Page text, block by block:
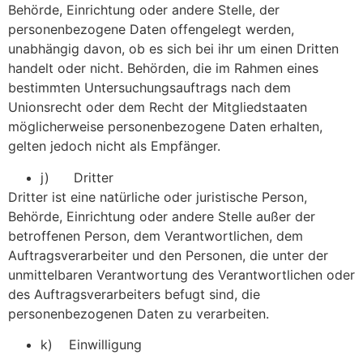
Behörde, Einrichtung oder andere Stelle, der
personenbezogene Daten offengelegt werden,
unabhängig davon, ob es sich bei ihr um einen Dritten
handelt oder nicht. Behörden, die im Rahmen eines
bestimmten Untersuchungsauftrags nach dem
Unionsrecht oder dem Recht der Mitgliedstaaten
möglicherweise personenbezogene Daten erhalten,
gelten jedoch nicht als Empfänger.
j) Dritter
Dritter ist eine natürliche oder juristische Person,
Behörde, Einrichtung oder andere Stelle außer der
betroffenen Person, dem Verantwortlichen, dem
Auftragsverarbeiter und den Personen, die unter der
unmittelbaren Verantwortung des Verantwortlichen oder
des Auftragsverarbeiters befugt sind, die
personenbezogenen Daten zu verarbeiten.
k) Einwilligung